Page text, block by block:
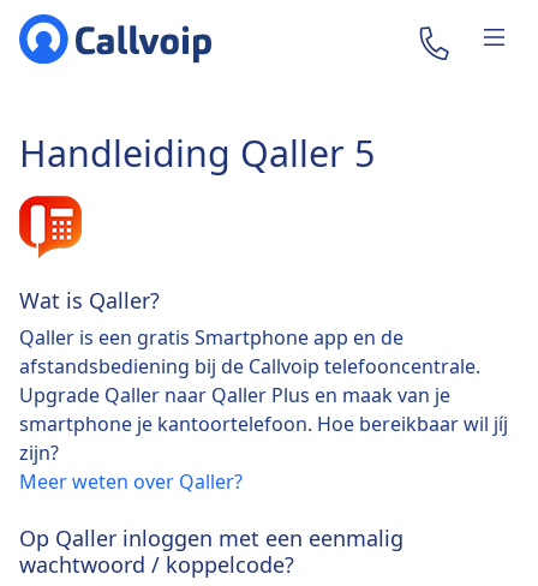
Handleiding Qaller 5
Wat is Qaller?
Qaller is een gratis Smartphone app en de
afstandsbediening bij de Callvoip telefooncentrale.
Upgrade Qaller naar Qaller Plus en maak van je
smartphone je kantoortelefoon. Hoe bereikbaar wil jíj
zijn?
Meer weten over Qaller?
Op Qaller inloggen met een eenmalig
wachtwoord / koppelcode?